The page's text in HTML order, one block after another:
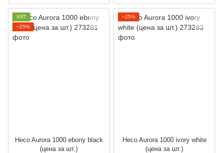
ХИТ
−25%
Heco Aurora 1000 ebony black
(цена за шт.)
−25%
Heco Aurora 1000 ivory white
(цена за шт.)